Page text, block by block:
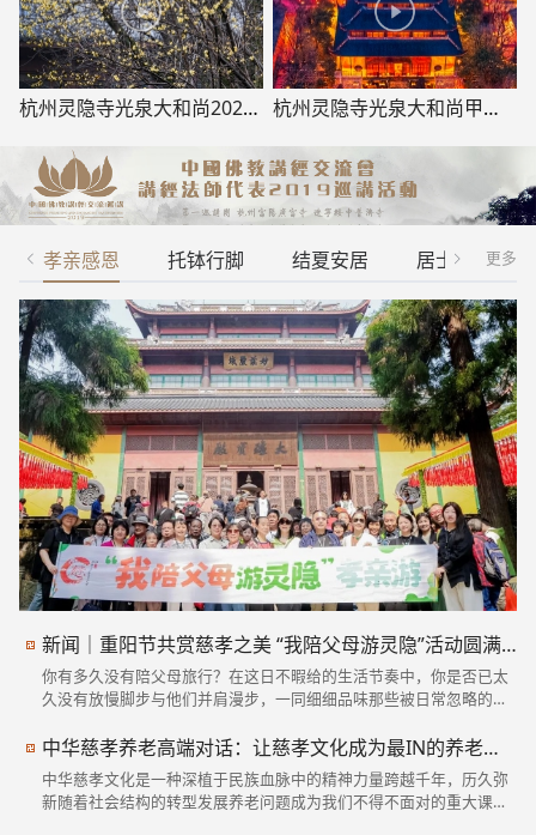
杭州灵隐寺光泉大和尚2025年元旦对云林志工的新年祝福 杭州灵隐寺光泉大和尚甲辰春节贺词
孝亲感恩 托钵行脚 结夏安居 居士回堂更多
新闻｜重阳节共赏慈孝之美 “我陪父母游灵隐”活动圆满落幕
你有多久没有陪父母旅行？在这日不暇给的生活节奏中，你是否已太
久没有放慢脚步与他们并肩漫步，一同细细品味那些被日常忽略的沿
组委会携手杭州西湖风景名胜区灵隐管理处共同推出“我陪父母游灵
隐”孝亲游活动如期举行。20多个家庭、50余人受邀参加了此次活动。
大家一同搭乘杭州7路公交车向着灵隐寺的方向缓缓前行，一路上欢声
笑语。“这条是西溪路，不久后穿过灵溪隧道，我们就能抵达灵隐寺
中华慈孝养老高端对话：让慈孝文化成为最IN的养老潮流！
中华慈孝文化是一种深植于民族血脉中的精神力量跨越千年，历久弥
新随着社会结构的转型发展养老问题成为我们不得不面对的重大课题8